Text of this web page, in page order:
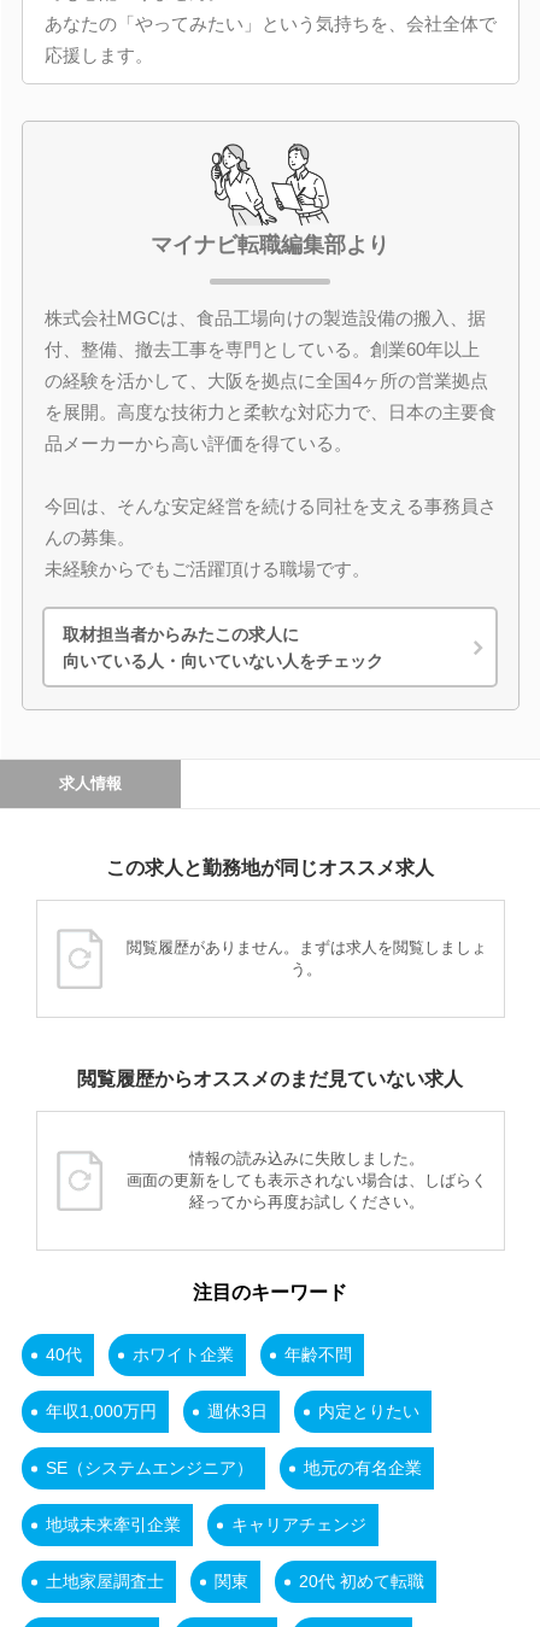
あなたの「やってみたい」という気持ちを、会社全体で
応援します。
マイナビ転職編集部より
株式会社MGCは、食品工場向けの製造設備の搬入、据
付、整備、撤去工事を専門としている。創業60年以上
の経験を活かして、大阪を拠点に全国4ヶ所の営業拠点
を展開。高度な技術力と柔軟な対応力で、日本の主要食
品メーカーから高い評価を得ている。
今回は、そんな安定経営を続ける同社を支える事務員さ
んの募集。
未経験からでもご活躍頂ける職場です。
取材担当者からみたこの求人に
向いている人・向いていない人をチェック
求人情報
この求人と勤務地が同じオススメ求人
閲覧履歴がありません。まずは求人を閲覧しましょ
う。
閲覧履歴からオススメのまだ見ていない求人
情報の読み込みに失敗しました。
画面の更新をしても表示されない場合は、しばらく
経ってから再度お試しください。
注目のキーワード
40代 ホワイト企業 年齢不問
年収1,000万円 週休3日 内定とりたい
SE（システムエンジニア） 地元の有名企業
地域未来牽引企業 キャリアチェンジ
土地家屋調査士 関東 20代 初めて転職